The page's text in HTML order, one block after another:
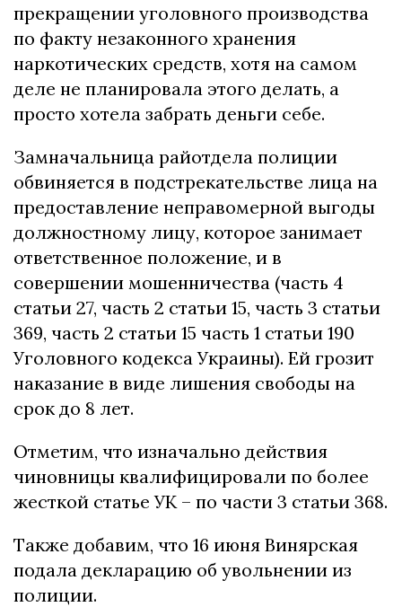
прекращении уголовного производства
по факту незаконного хранения
наркотических средств, хотя на самом
деле не планировала этого делать, а
просто хотела забрать деньги себе.
Замначальница райотдела полиции
обвиняется в подстрекательстве лица на
предоставление неправомерной выгоды
должностному лицу, которое занимает
ответственное положение, и в
совершении мошенничества (часть 4
статьи 27, часть 2 статьи 15, часть 3 статьи
369, часть 2 статьи 15 часть 1 статьи 190
Уголовного кодекса Украины). Ей грозит
наказание в виде лишения свободы на
срок до 8 лет.
Отметим, что изначально действия
чиновницы квалифицировали по более
жесткой статье УК – по части 3 статьи 368.
Также добавим, что 16 июня Винярская
подала декларацию об увольнении из
полиции.